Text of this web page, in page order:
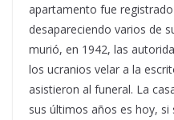
apartamento fue
desapareciendo varios de
murió, en 1942, las
los ucranios velar a la
asistieron al funeral. La
sus últimos años es hoy, si